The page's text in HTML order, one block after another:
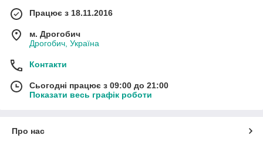
Працює з 18.11.2016
м. Дрогобич
Дрогобич, Україна
Контакти
Сьогодні працює з 09:00 до 21:00
Показати весь графік роботи
Про нас